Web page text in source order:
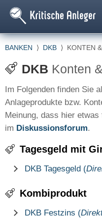
BANKEN ⟩ DKB ⟩ KONTEN
DKB Konten
Im Folgenden finden Sie
Anlageprodukte bzw.
Meinung, dass hier
im Diskussionsforum.
Tagesgeld mit
DKB Tagesgeld (
Kombiprodukt
DKB Festzins (